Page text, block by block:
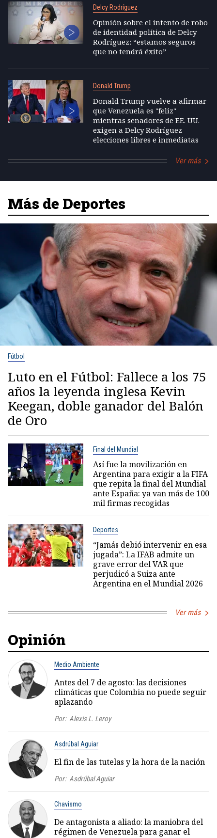
Delcy Rodríguez
Opinión sobre el intento de robo
de identidad política de Delcy
Rodríguez: “estamos seguros
que no tendrá éxito”
Donald Trump
Donald Trump vuelve a afirmar
que Venezuela es "feliz"
mientras senadores de EE. UU.
exigen a Delcy Rodríguez
elecciones libres e inmediatas
Ver más
Más de Deportes
Fútbol
Luto en el Fútbol: Fallece a los 75
años la leyenda inglesa Kevin
Keegan, doble ganador del Balón
de Oro
Final del Mundial
Así fue la movilización en
Argentina para exigir a la FIFA
que repita la final del Mundial
ante España: ya van más de 100
mil firmas recogidas
Deportes
“Jamás debió intervenir en esa
jugada”: La IFAB admite un
grave error del VAR que
perjudicó a Suiza ante
Argentina en el Mundial 2026
Ver más
Opinión
Medio Ambiente
Antes del 7 de agosto: las decisiones
climáticas que Colombia no puede seguir
aplazando
Por: Alexis L. Leroy
Asdrúbal Aguiar
El fin de las tutelas y la hora de la nación
Por: Asdrúbal Aguiar
Chavismo
De antagonista a aliado: la maniobra del
régimen de Venezuela para ganar el